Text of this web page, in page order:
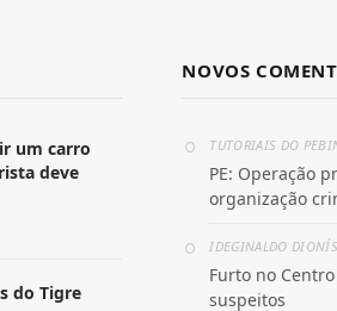
um carro
deve
do Tigre
NOVOS
TUTORIAIS DO
PE: Operação
organização
IDEGINALDO
Furto no
suspeitos